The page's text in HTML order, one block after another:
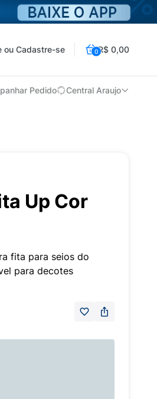
ou Cadastre-se 0R$ 0,00
Pedido Central Araujo
Up Cor
fita para seios do
para decotes